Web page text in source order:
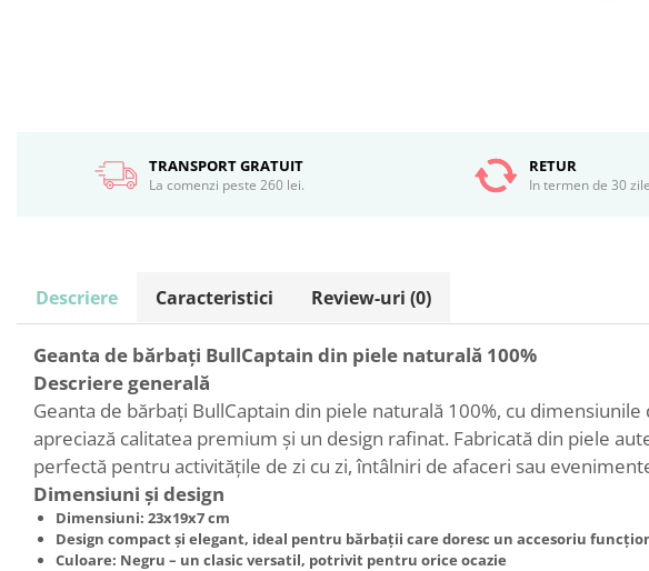
TRANSPORT GRATUIT
La comenzi peste 260 lei.
RETUR
In termen de 30
Descriere Caracteristici Review-uri (0)
Geanta de bărbați BullCaptain din piele naturală 100%
Descriere generală
Geanta de bărbați BullCaptain din piele naturală 100%, cu
apreciază calitatea premium și un design rafinat. Fabricată din piele
perfectă pentru activitățile de zi cu zi, întâlniri de afaceri sau
Dimensiuni și design
Dimensiuni: 23x19x7 cm
Design compact și elegant, ideal pentru bărbații care doresc un accesoriu
Culoare: Negru – un clasic versatil, potrivit pentru orice ocazie